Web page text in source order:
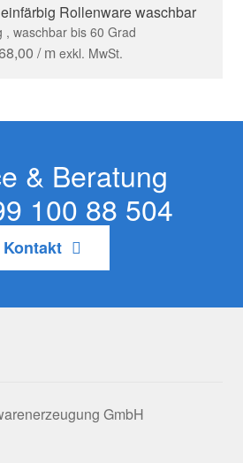
Rollenware waschbar
, waschbar bis 60 Grad
/ m exkl. MwSt.
& Beratung
100 88 504
Kontakt
GmbH